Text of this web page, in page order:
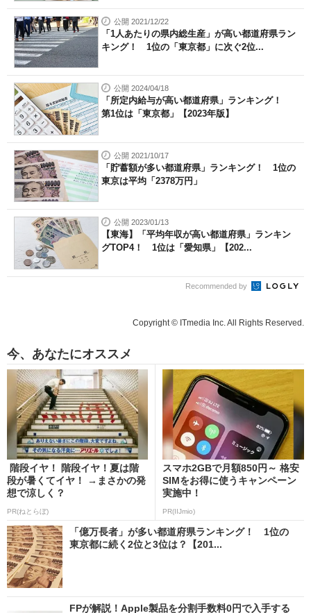
公開 2021/12/22
「1人あたりの県内総生産」が高い都道府県ラン
キング！ 1位の「東京都」に次ぐ2位...
公開 2024/04/18
「所定内給与が高い都道府県」ランキング！
第1位は「東京都」【2023年版】
公開 2021/10/17
「貯蓄額が多い都道府県」ランキング！ 1位の
東京は平均「2378万円」
公開 2023/01/13
【東海】「平均年収が高い都道府県」ランキン
グTOP4！ 1位は「愛知県」【202...
Recommended by
Copyright © ITmedia Inc. All Rights Reserved.
今、あなたにオススメ
階段イヤ！ 階段イヤ！夏は階
段が暑くてイヤ！ →まさかの発
想で涼しく？
PR(ねとらぼ)
スマホ2GBで月額850円～ 格安
SIMをお得に使うキャンペーン
実施中！
PR(IIJmio)
「億万長者」が多い都道府県ランキング！ 1位の
東京都に続く2位と3位は？【201...
FPが解説！Apple製品を分割手数料0円で入手する